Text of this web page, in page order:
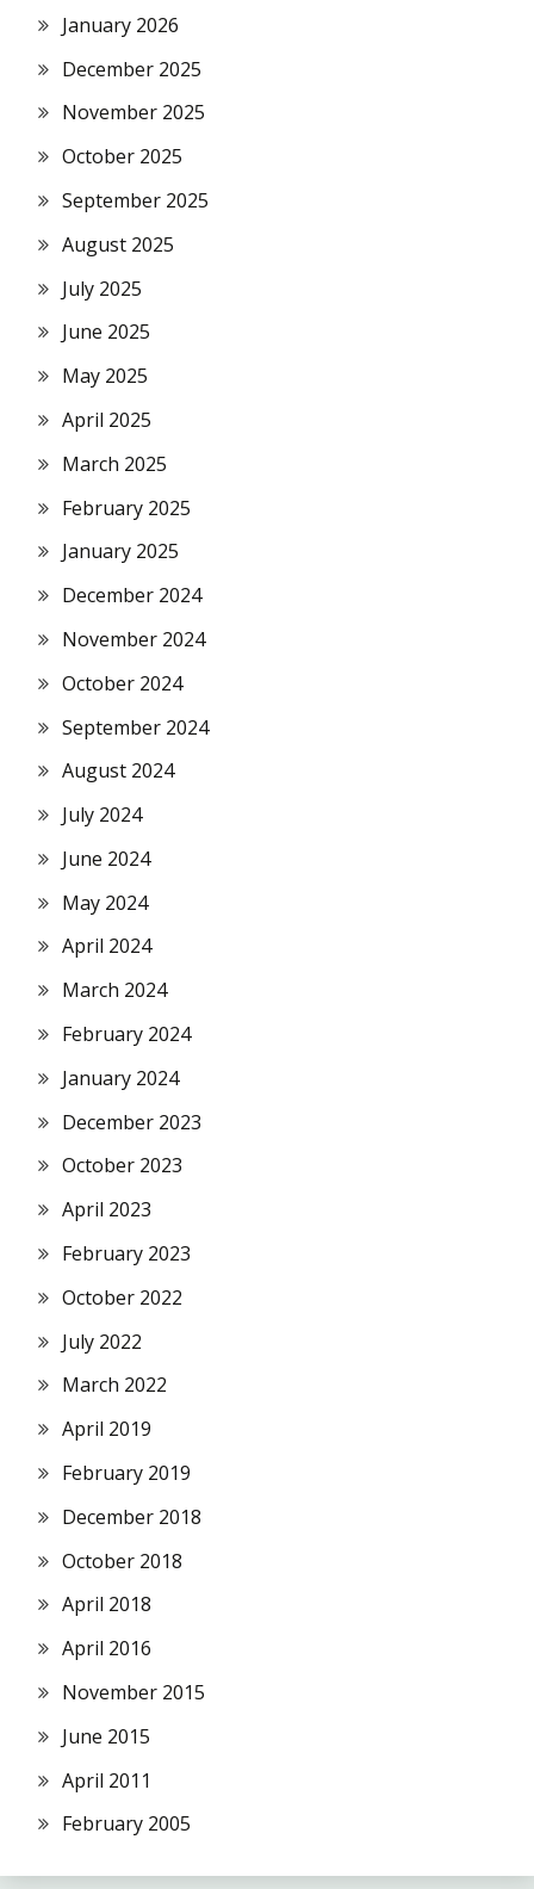
January 2026
December 2025
November 2025
October 2025
September 2025
August 2025
July 2025
June 2025
May 2025
April 2025
March 2025
February 2025
January 2025
December 2024
November 2024
October 2024
September 2024
August 2024
July 2024
June 2024
May 2024
April 2024
March 2024
February 2024
January 2024
December 2023
October 2023
April 2023
February 2023
October 2022
July 2022
March 2022
April 2019
February 2019
December 2018
October 2018
April 2018
April 2016
November 2015
June 2015
April 2011
February 2005